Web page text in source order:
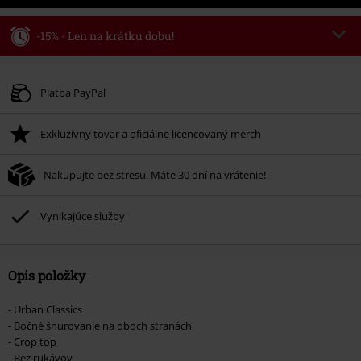
-15% - Len na krátku dobu!
Platné do 8/9/26
Po zadaní kódu v košíku, sa zľava uplatní automaticky.
Nemožno kombinovať s inými akciovými kódmi. Zľava sa nevzťahuje na:
knihy, médiá, vstupenky, Rammstein, (Till) Lindemann, Böhse Onkelz,
ktorých kúpou podporíte nadáciu.
Platba PayPal
Exkluzívny tovar a oficiálne licencovaný merch
Nakupujte bez stresu. Máte 30 dní na vrátenie!
Vynikajúce služby
Opis položky
- Urban Classics
- Bočné šnurovanie na oboch stranách
- Crop top
- Bez rukávov